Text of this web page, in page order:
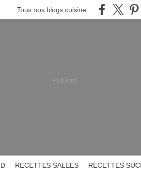
Tous nos blogs cuisine
Publicité
RECETTES SALEES RECETTES